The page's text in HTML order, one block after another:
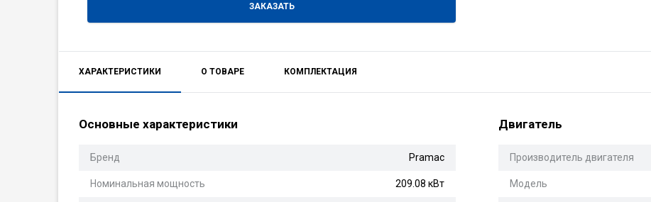
ЗАКАЗАТЬ
ХАРАКТЕРИСТИКИ О ТОВАРЕ КОМПЛЕКТАЦИЯ
Основные характеристики
Бренд Pramac
Номинальная мощность 209.08 кВт
Двигатель
Производитель двигателя
Модель